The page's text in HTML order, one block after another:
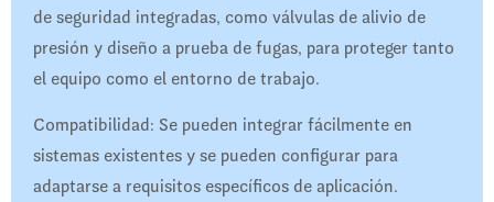
de seguridad integradas, como válvulas de alivio de
presión y diseño a prueba de fugas, para proteger tanto
el equipo como el entorno de trabajo.
Compatibilidad: Se pueden integrar fácilmente en
sistemas existentes y se pueden configurar para
adaptarse a requisitos específicos de aplicación.